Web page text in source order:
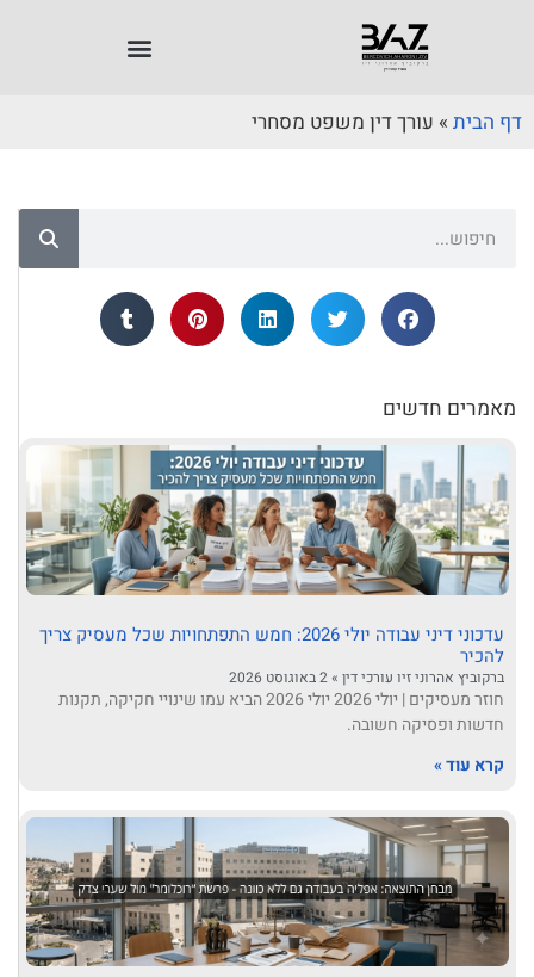
דף הבית » עורך דין משפט מסחרי
מאמרים חדשים
עדכוני דיני עבודה יולי 2026: חמש התפתחויות שכל מעסיק צריך
להכיר
ברקוביץ אהרוני זיו עורכי דין
חוזר מעסיקים | יולי 2026 יולי 2026 הביא עמו שינויי חקיקה, תקנות
חדשות ופסיקה חשובה.
קרא עוד »